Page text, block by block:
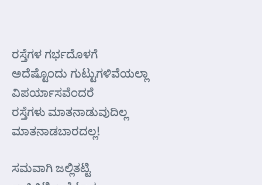
ರಸ್ತೆಗಳ ಗರ್ಭದೊಳಗೆ
ಅದೆಷ್ಟೊಂದು ಗುಟ್ಟುಗಳಿವೆಯಲ್ಲಾ
ವಿಪರ್ಯಾಸವೆಂದರೆ
ರಸ್ತೆಗಳು ಮಾತನಾಡುವುದಿಲ್ಲ
ಮಾತನಾಡಬಾರದಲ್ಲ!
ಸಮವಾಗಿ ಜಲ್ಲಿತಟ್ಟಿ